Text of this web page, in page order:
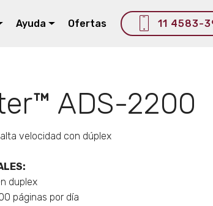
Ayuda Ofertas 11 4583-
ADS-2200
velocidad con dúplex
duplex
páginas por día